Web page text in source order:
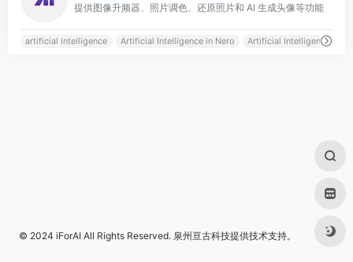
提供图像升频器、照片调色、还原照片和 AI 生成头像等功能
artificial intelligence Artificial Intelligence in Nero Artificial Intelligence on
© 2024 iForAI All Rights Reserved. 泉州亘古科技提供技术支持。